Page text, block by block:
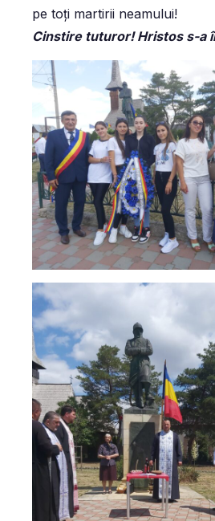
pe toţi martirii neamului!
Cinstire tuturor! Hristos s-a